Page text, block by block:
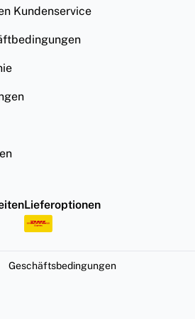
Kundenservice
Lieferoptionen
Geschäftsbedingungen